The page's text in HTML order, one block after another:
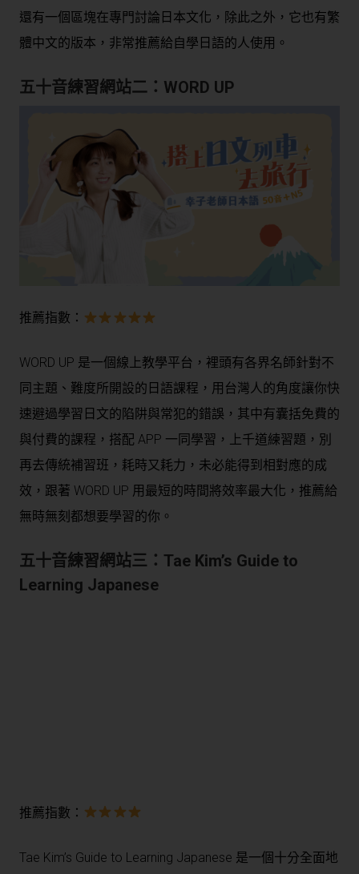
還有一個區塊在專門討論日本文化，除此之外，它也有繁
體中文的版本，非常推薦給自學日語的人使用。
五十音練習網站二： WORD UP
推薦指數：
WORD UP 是一個線上教學平台，裡頭有各界名師針對不
同主題、難度所開設的日語課程，用台灣人的角度讓你快
速避過學習日文的陷阱與常犯的錯誤，其中有囊括免費的
與付費的課程，搭配 APP 一同學習，上千道練習題，別
再去傳統補習班，耗時又耗力，未必能得到相對應的成
效，跟著 WORD UP 用最短的時間將效率最大化，推薦給
無時無刻都想要學習的你。
五十音練習網站三： Tae Kim’s Guide to
Learning Japanese
推薦指數：
Tae Kim’s Guide to Learning Japanese 是一個十分全面地